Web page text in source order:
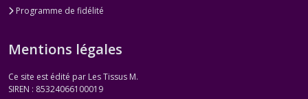
Programme de fidélité
Mentions légales
Ce site est édité par Les Tissus M.
SIREN : 85324066100019